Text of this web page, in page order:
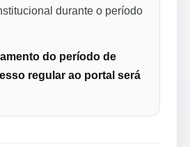
durante o período
do período de
regular ao portal será